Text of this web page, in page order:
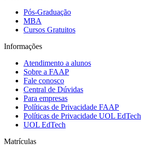
Pós-Graduação
MBA
Cursos Gratuitos
Informações
Atendimento a alunos
Sobre a FAAP
Fale conosco
Central de Dúvidas
Para empresas
Políticas de Privacidade FAAP
Políticas de Privacidade UOL EdTech
UOL EdTech
Matrículas